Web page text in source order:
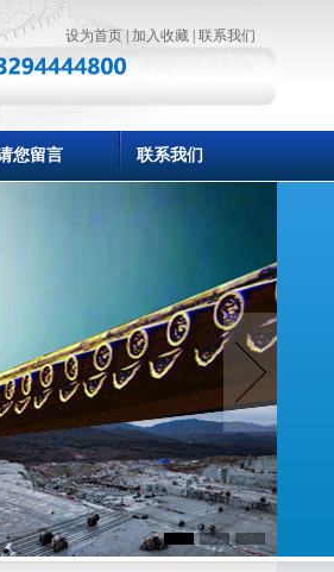
设为首页| 加入收藏 联系我们
您留言 联系我们